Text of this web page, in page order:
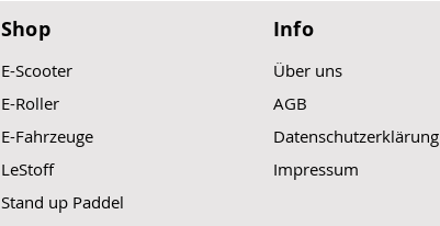
Shop
E-Scooter
E-Roller
E-Fahrzeuge
LeStoff
Stand up Paddel
Info
Über uns
AGB
Datenschutzerklärung
Impressum